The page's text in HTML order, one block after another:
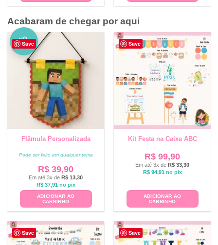
Acabaram de chegar por aqui
Save
NO
VO
Flâmula Personalizada
Pode ser feito em qualquer tema
R$ 39,90
Em até 3x de R$ 13,30
R$37,91 no pix
ADICIONAR AO
CARRINHO
Save
Kit Festa na Caixa ABC
R$ 99,90
Em até 3x de R$ 33,30
R$94,91 no pix
ADICIONAR AO
CARRINHO
Save Save